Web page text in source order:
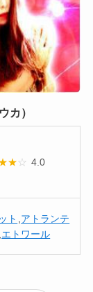
カ）
★☆ 4.0
ト アトランテ
エトワール